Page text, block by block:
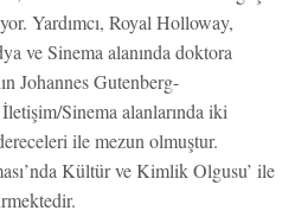
Yardımcı, Royal Holloway,
ve Sinema alanında doktora
Johannes Gutenberg-
Sinema alanlarında iki
ile mezun olmuştur.
Kültür ve Kimlik Olgusu’ ile